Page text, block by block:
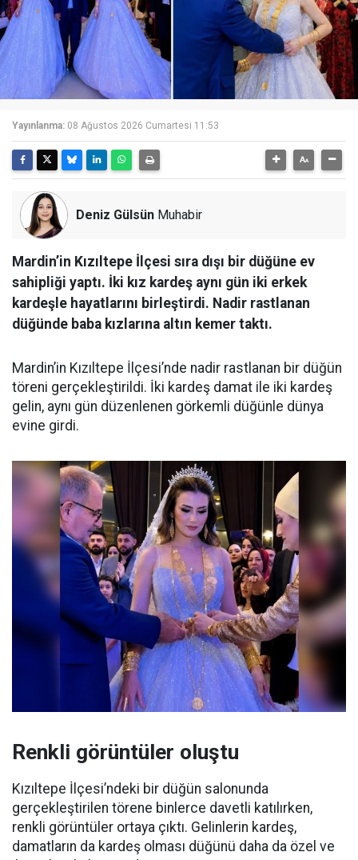
Yayınlanma: 08 Ağustos 2026 Cumartesi 11:53
Deniz Gülsün Muhabir
Mardin’in Kızıltepe İlçesi sıra dışı bir düğüne ev
sahipliği yaptı. İki kız kardeş aynı gün iki erkek
kardeşle hayatlarını birleştirdi. Nadir rastlanan
düğünde baba kızlarına altın kemer taktı.
Mardin’in Kızıltepe İlçesi’nde nadir rastlanan bir düğün
töreni gerçekleştirildi. İki kardeş damat ile iki kardeş
gelin, aynı gün düzenlenen görkemli düğünle dünya
evine girdi.
Renkli görüntüler oluştu
Kızıltepe İlçesi’ndeki bir düğün salonunda
gerçekleştirilen törene binlerce davetli katılırken,
renkli görüntüler ortaya çıktı. Gelinlerin kardeş,
damatların da kardeş olması düğünü daha da özel ve